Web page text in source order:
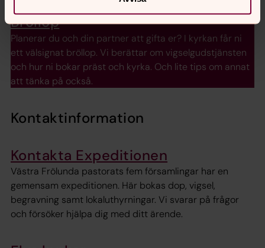
Bröllop
Planerar du och din partner att gifta er? I kyrkan får ni
ett välsignat bröllop. Vi berättar om vigselgudstjänsten
och hur ni bokar präst och kyrka. Och lite tips om annat
att tänka på också.
Kontaktinformation
Kontakta Expeditionen
Västra Frölunda pastorats fem församlingar har en
gemensam expeditionen. Här bokas dop, vigsel,
begravning samt lokaluthyrningar. Vi svarar på frågor
och försöker hjälpa dig med ditt ärende.